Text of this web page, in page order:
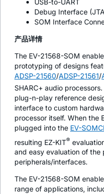
Debug Interface
SOM Interface
产品详情
The EV-21568-SOM
prototyping of designs
ADSP-21560/ADSP-21561/
SHARC+ audio
plug-n-play reference
interface to custom
processor itself. When the
plugged into the EV-
resulting EZ-KIT®
and easy evaluation of the
peripherals/interfaces.
The EV-21568-SOM
range of applications,